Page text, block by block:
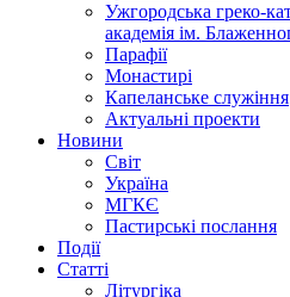
Ужгородська греко-
академія ім.
Парафії
Монастирі
Капеланське служіння
Актуальні проекти
Новини
Світ
Україна
МГКЄ
Пастирські послання
Події
Статті
Літургіка